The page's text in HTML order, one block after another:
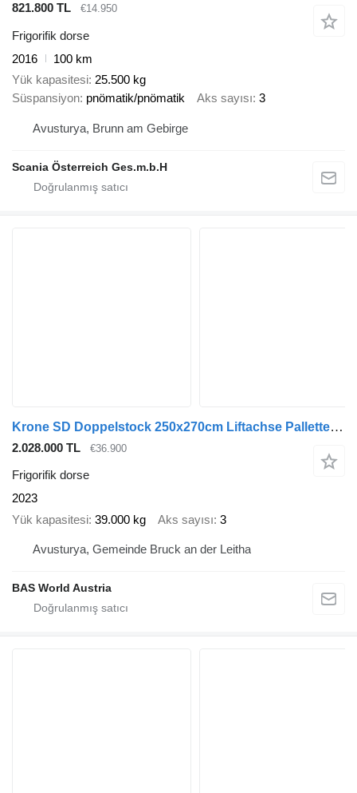
821.800 TL
€14.950
Frigorifik dorse
2016
100 km
Yük kapasitesi 25.500 kg
Süspansiyon pnömatik/pnömatik Aks sayısı 3
Avusturya, Brunn am Gebirge
Scania Österreich Ges.m.b.H
Krone SD Doppelstock 250x270cm Liftachse Pallettenkasten
2.028.000 TL €36.900
Frigorifik dorse
2023
Yük kapasitesi 39.000 kg Aks sayısı 3
Avusturya, Gemeinde Bruck an der Leitha
BAS World Austria